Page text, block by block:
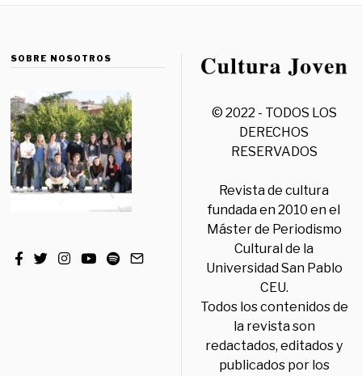
SOBRE NOSOTROS
© 2022 - TODOS LOS
DERECHOS
RESERVADOS
Revista de cultura
fundada en 2010 en el
Máster de Periodismo
Cultural de la
Universidad San Pablo
CEU.
Todos los contenidos de
la revista son
redactados, editados y
publicados por los